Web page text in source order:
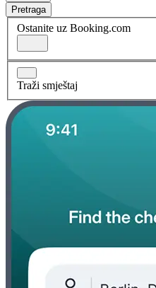
Pretraga
Ostanite uz Booking.com
Traži smještaj